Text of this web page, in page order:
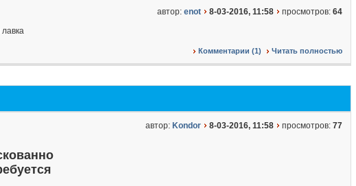
автор: enot 8-03-2016, 11:58 просмотров: 64
Комментарии (1) Читать полностью
автор: Kondor 8-03-2016, 11:58 просмотров: 77